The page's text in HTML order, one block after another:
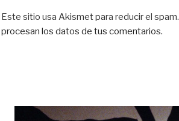
Este sitio usa Akismet para reducir el spam.
procesan los datos de tus comentarios.